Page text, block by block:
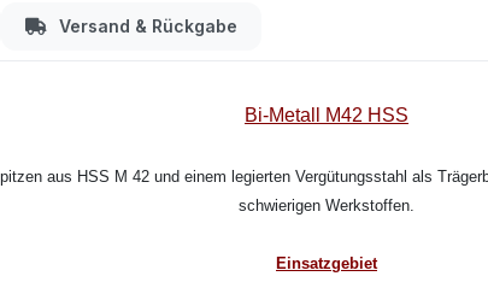
Versand & Rückgabe
Bi-Metall M42 HSS
aus HSS M 42 und einem legierten Vergütungsstahl als
schwierigen Werkstoffen.
Einsatzgebiet